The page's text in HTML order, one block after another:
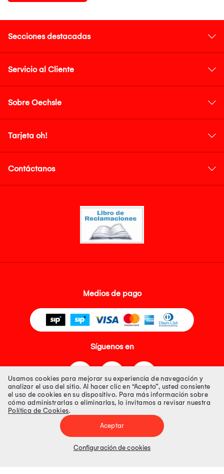
Secciones destacadas
Servicio al Cliente
Sobre Oechsle
Tarjeta oh!
Contáctanos
Medios de pago
Síguenos en
Tienda 100% Segura
Tiendas Peruanas S.A. R.U.C. Nº 20493020618. Todos los derechos
Precios disponibles solo en www.oechsle.pe. Precios online publicados
Usamos cookies para mejorar su experiencia de navegación y
analizar el uso del sitio. Al hacer clic en “Acepto”, usted consiente
el uso de cookies en su dispositivo. Para más información sobre
cómo administrarlas o eliminarlas, lo invitamos a revisar nuestra
Política de Cookies.
Aceptar
Configuración de cookies